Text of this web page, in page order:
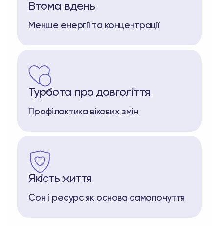
Втома вдень
Менше енергії та концентрації
Турбота про довголіття
Профілактика вікових змін
Якість життя
Сон і ресурс як основа самопочуття